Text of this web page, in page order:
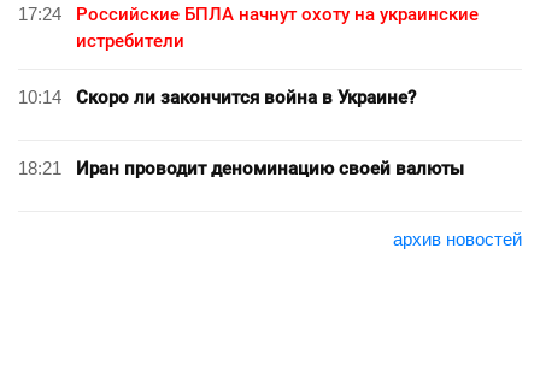
17:24
Российские БПЛА начнут охоту на украинские
истребители
10:14 Скоро ли закончится война в Украине?
18:21 Иран проводит деноминацию своей валюты
архив новостей